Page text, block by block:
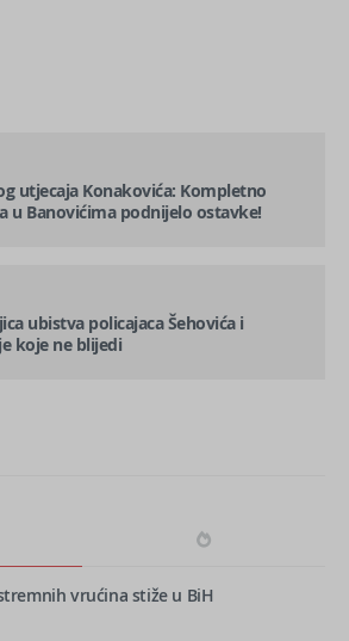
utjecaja Konakovića: Kompletno
u Banovićima podnijelo ostavke!
ubistva policajaca Šehovića i
koje ne blijedi
vrućina stiže u BiH